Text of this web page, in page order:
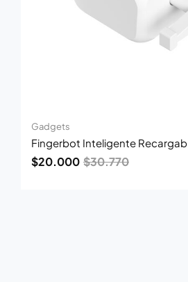
Gadgets
Fingerbot Inteligente Recargab
$30.770
$20.000